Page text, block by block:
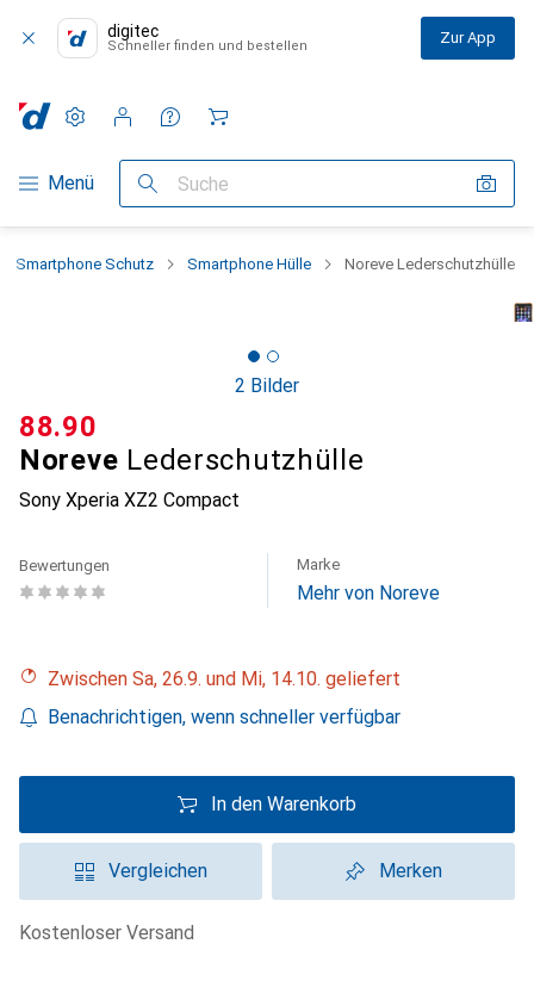
digitec
Schneller finden und bestellen Zur App
Navigation nach Kategorien
Menü Suche
Einstellungen
Kundenkonto
Vergleichslisten
Merklisten
Warenkorb
Smartphone Schutz Smartphone Hülle Noreve Lederschutzhülle
2 Bilder
Noreve Lederschutzhülle
Sony Xperia XZ2 Compact
CHF
88.90
Bewertungen Marke
Mehr von Noreve
Zwischen Sa, 26.9. und Mi, 14.10. geliefert
Benachrichtigen, wenn schneller verfügbar
In den Warenkorb
Vergleichen Merken
kostenloser Versand